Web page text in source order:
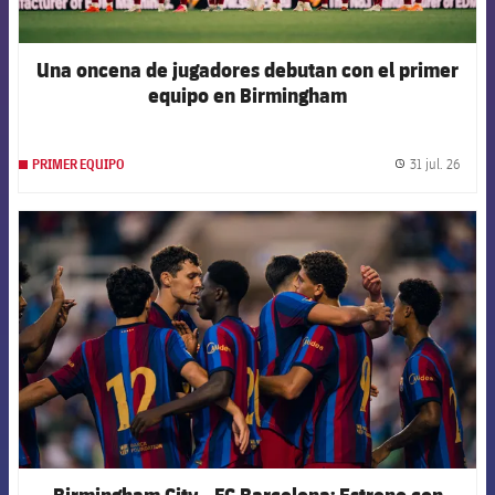
Una oncena de jugadores debutan con el primer
equipo en Birmingham
PRIMER EQUIPO 31 jul. 26
FCB Barcelona badge